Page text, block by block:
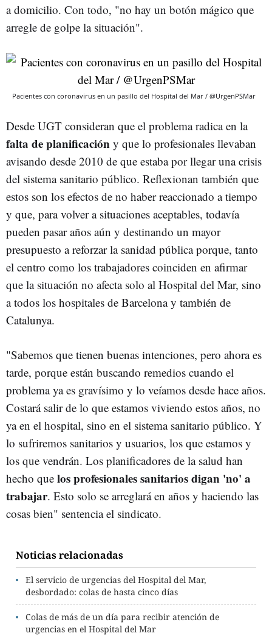
a domicilio. Con todo, "no hay un botón mágico que
arregle de golpe la situación".
Pacientes con coronavirus en un pasillo del Hospital del Mar / @UrgenPSMar
Desde UGT consideran que el problema radica en la
falta de planificación y que lo profesionales llevaban
avisando desde 2010 de que estaba por llegar una crisis
del sistema sanitario público. Reflexionan también que
estos son los efectos de no haber reaccionado a tiempo
y que, para volver a situaciones aceptables, todavía
pueden pasar años aún y destinando un mayor
presupuesto a reforzar la sanidad pública porque, tanto
el centro como los trabajadores coinciden en afirmar
que la situación no afecta solo al Hospital del Mar, sino
a todos los hospitales de Barcelona y también de
Catalunya.
"Sabemos que tienen buenas intenciones, pero ahora es
tarde, porque están buscando remedios cuando el
problema ya es gravísimo y lo veíamos desde hace años.
Costará salir de lo que estamos viviendo estos años, no
ya en el hospital, sino en el sistema sanitario público. Y
lo sufriremos sanitarios y usuarios, los que estamos y
los que vendrán. Los planificadores de la salud han
hecho que los profesionales sanitarios digan 'no' a
trabajar. Esto solo se arreglará en años y haciendo las
cosas bien" sentencia el sindicato.
Noticias relacionadas
El servicio de urgencias del Hospital del Mar,
desbordado: colas de hasta cinco días
Colas de más de un día para recibir atención de
urgencias en el Hospital del Mar